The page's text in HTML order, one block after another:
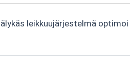
leikkuujärjestelmä